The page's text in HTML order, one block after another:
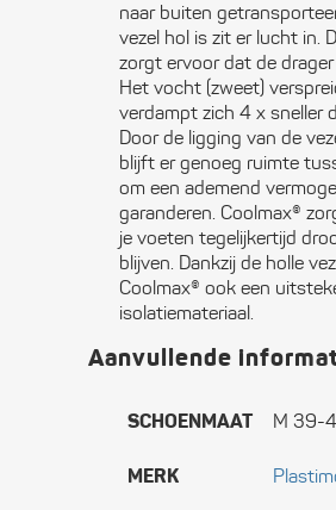
naar buiten
vezel hol is zit er lucht in.
zorgt ervoor dat de
Het vocht (zweet)
verdampt zich 4 x sneller
Door de ligging van de
blijft er genoeg ruimte
om een ademend
garanderen. Coolmax®
je voeten tegelijkertijd
blijven. Dankzij de holle
Coolmax® ook een
isolatiemateriaal.
Aanvullende
SCHOENMAAT M 39-
MERK